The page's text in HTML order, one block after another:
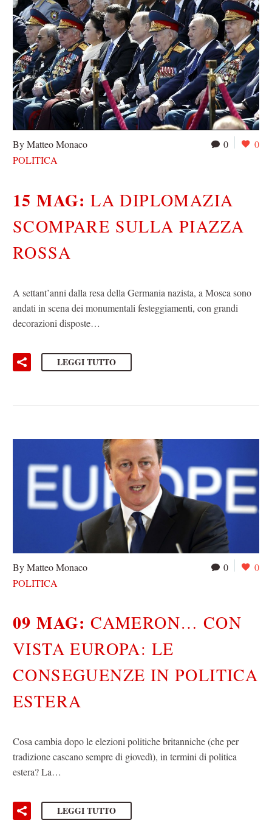
0 0
By Matteo Monaco
POLITICA
15 MAG:LA DIPLOMAZIA
SCOMPARE SULLA PIAZZA
ROSSA
A settant’anni dalla resa della Germania nazista, a Mosca sono
andati in scena dei monumentali festeggiamenti, con grandi
decorazioni disposte…
LEGGI TUTTO
0 0
By Matteo Monaco
POLITICA
09 MAG:CAMERON… CON
VISTA EUROPA: LE
CONSEGUENZE IN POLITICA
ESTERA
Cosa cambia dopo le elezioni politiche britanniche (che per
tradizione cascano sempre di giovedì), in termini di politica
estera? La…
LEGGI TUTTO